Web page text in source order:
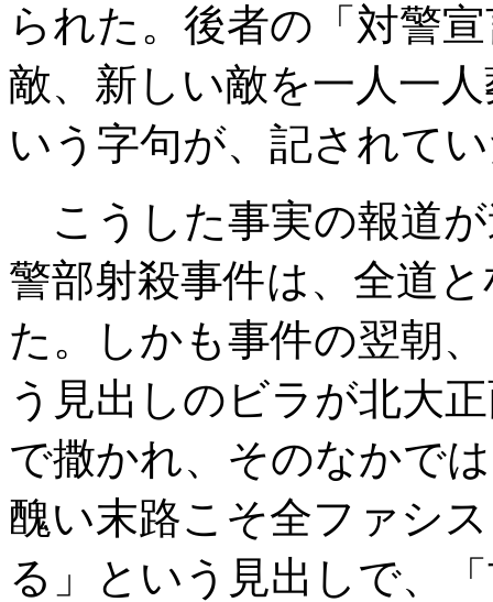
られた。後者の「対警
敵、新しい敵を一人一
いう字句が、記されて
こうした事実の報道
警部射殺事件は、全道
た。しかも事件の翌朝
う見出しのビラが北大
で撒かれ、そのなかで
醜い末路こそ全ファシ
る」という見出しで、